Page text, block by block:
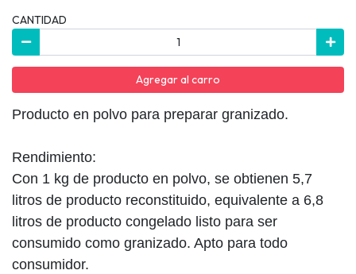
CANTIDAD
Agregar al carro
Producto en polvo para preparar granizado.
Rendimiento:
Con 1 kg de producto en polvo, se obtienen 5,7
litros de producto reconstituido, equivalente a 6,8
litros de producto congelado listo para ser
consumido como granizado. Apto para todo
consumidor.